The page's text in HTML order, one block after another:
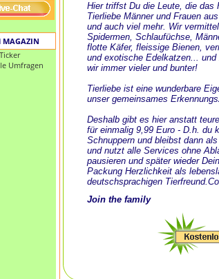
MAGAZIN
Umfragen
Hier triffst Du die Leute, die das
Tierliebe Männer und Frauen
und auch viel mehr. Wir
Spidermen, Schlaufüchse,
flotte Käfer, fleissige Bienen,
und exotische Edelkatzen...
wir immer vieler und bunter!
Tierliebe ist eine wunderbare
unser gemeinsames
Deshalb gibt es hier anstatt
für einmalig 9,99 Euro - D.h. du
Schnuppern und bleibst dann
und nutzt alle Services ohne
pausieren und später wieder
Packung Herzlichkeit als
deutschsprachigen
Join the family